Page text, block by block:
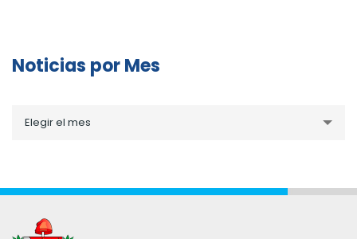
Noticias por Mes
porElegir el mes